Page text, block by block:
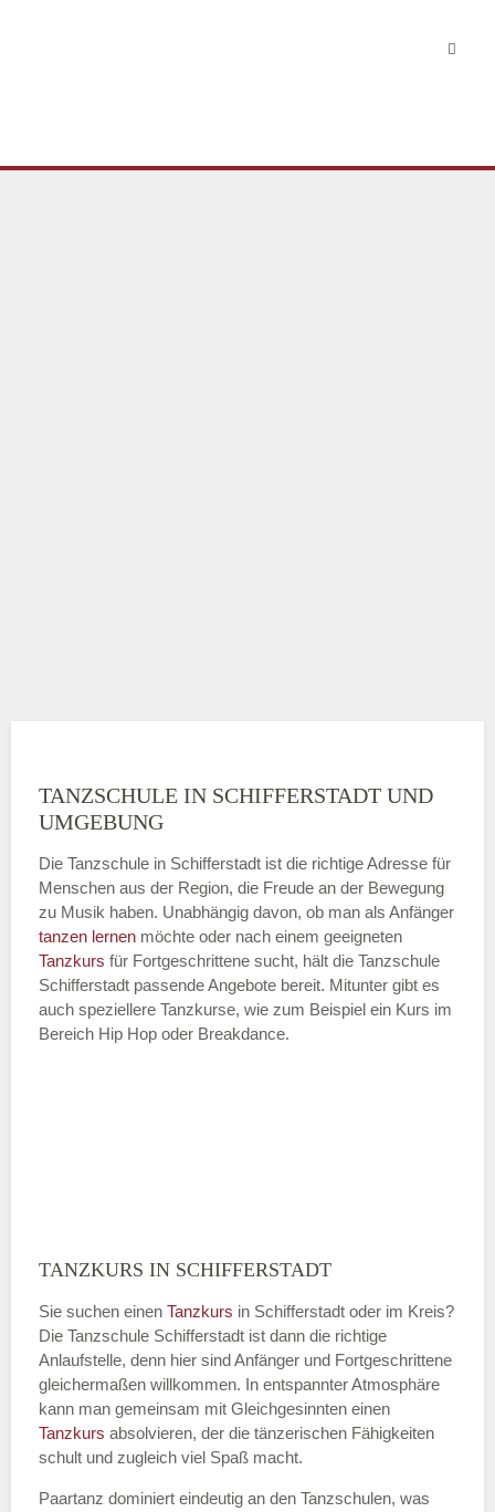
TANZSCHULE IN SCHIFFERSTADT UND
UMGEBUNG
Die Tanzschule in Schifferstadt ist die richtige Adresse für
Menschen aus der Region, die Freude an der Bewegung
zu Musik haben. Unabhängig davon, ob man als Anfänger
tanzen lernen möchte oder nach einem geeigneten
Tanzkurs für Fortgeschrittene sucht, hält die Tanzschule
Schifferstadt passende Angebote bereit. Mitunter gibt es
auch speziellere Tanzkurse, wie zum Beispiel ein Kurs im
Bereich Hip Hop oder Breakdance.
TANZKURS IN SCHIFFERSTADT
Sie suchen einen Tanzkurs in Schifferstadt oder im Kreis?
Die Tanzschule Schifferstadt ist dann die richtige
Anlaufstelle, denn hier sind Anfänger und Fortgeschrittene
gleichermaßen willkommen. In entspannter Atmosphäre
kann man gemeinsam mit Gleichgesinnten einen
Tanzkurs absolvieren, der die tänzerischen Fähigkeiten
schult und zugleich viel Spaß macht.
Paartanz dominiert eindeutig an den Tanzschulen, was